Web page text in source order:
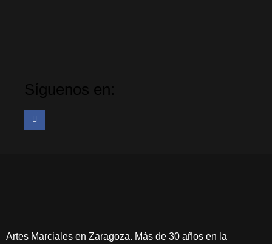
Síguenos en:
Artes Marciales en Zaragoza. Más de 30 años en la